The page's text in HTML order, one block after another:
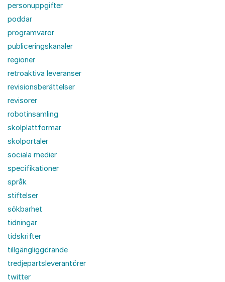
personuppgifter
poddar
programvaror
publiceringskanaler
regioner
retroaktiva leveranser
revisionsberättelser
revisorer
robotinsamling
skolplattformar
skolportaler
sociala medier
specifikationer
språk
stiftelser
sökbarhet
tidningar
tidskrifter
tillgängliggörande
tredjepartsleverantörer
twitter